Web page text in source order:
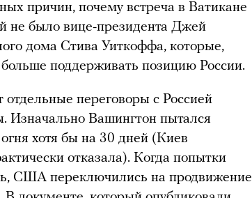
причин, почему встреча в Ватикане
не было вице-президента Джей
дома Стива Уиткоффа, которые,
поддерживать позицию России.
переговоры с Россией
Изначально Вашингтон пытался
хотя бы на 30 дней (Киев
отказала). Когда попытки
США переключились на продвижение